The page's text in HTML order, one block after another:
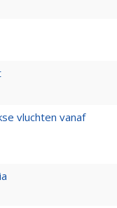
vluchten vanaf